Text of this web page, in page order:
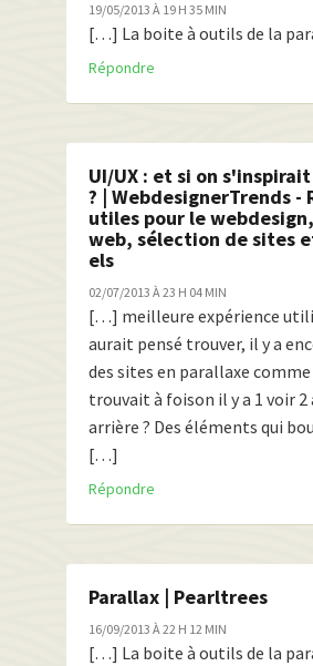
19/05/2013 À 19 H 35 MIN
[…] La boite à outils de la
Répondre
UI/UX : et si on
? | WebdesignerTrends -
utiles pour le
web, sélection de sites
els
02/07/2013 À 23 H 04 MIN
[…] meilleure expérience
aurait pensé trouver, il y a
des sites en parallaxe
trouvait à foison il y a 1 voir 2
arrière ? Des éléments qui
[…]
Répondre
Parallax | Pearltrees
16/09/2013 À 22 H 12 MIN
[…] La boite à outils de la